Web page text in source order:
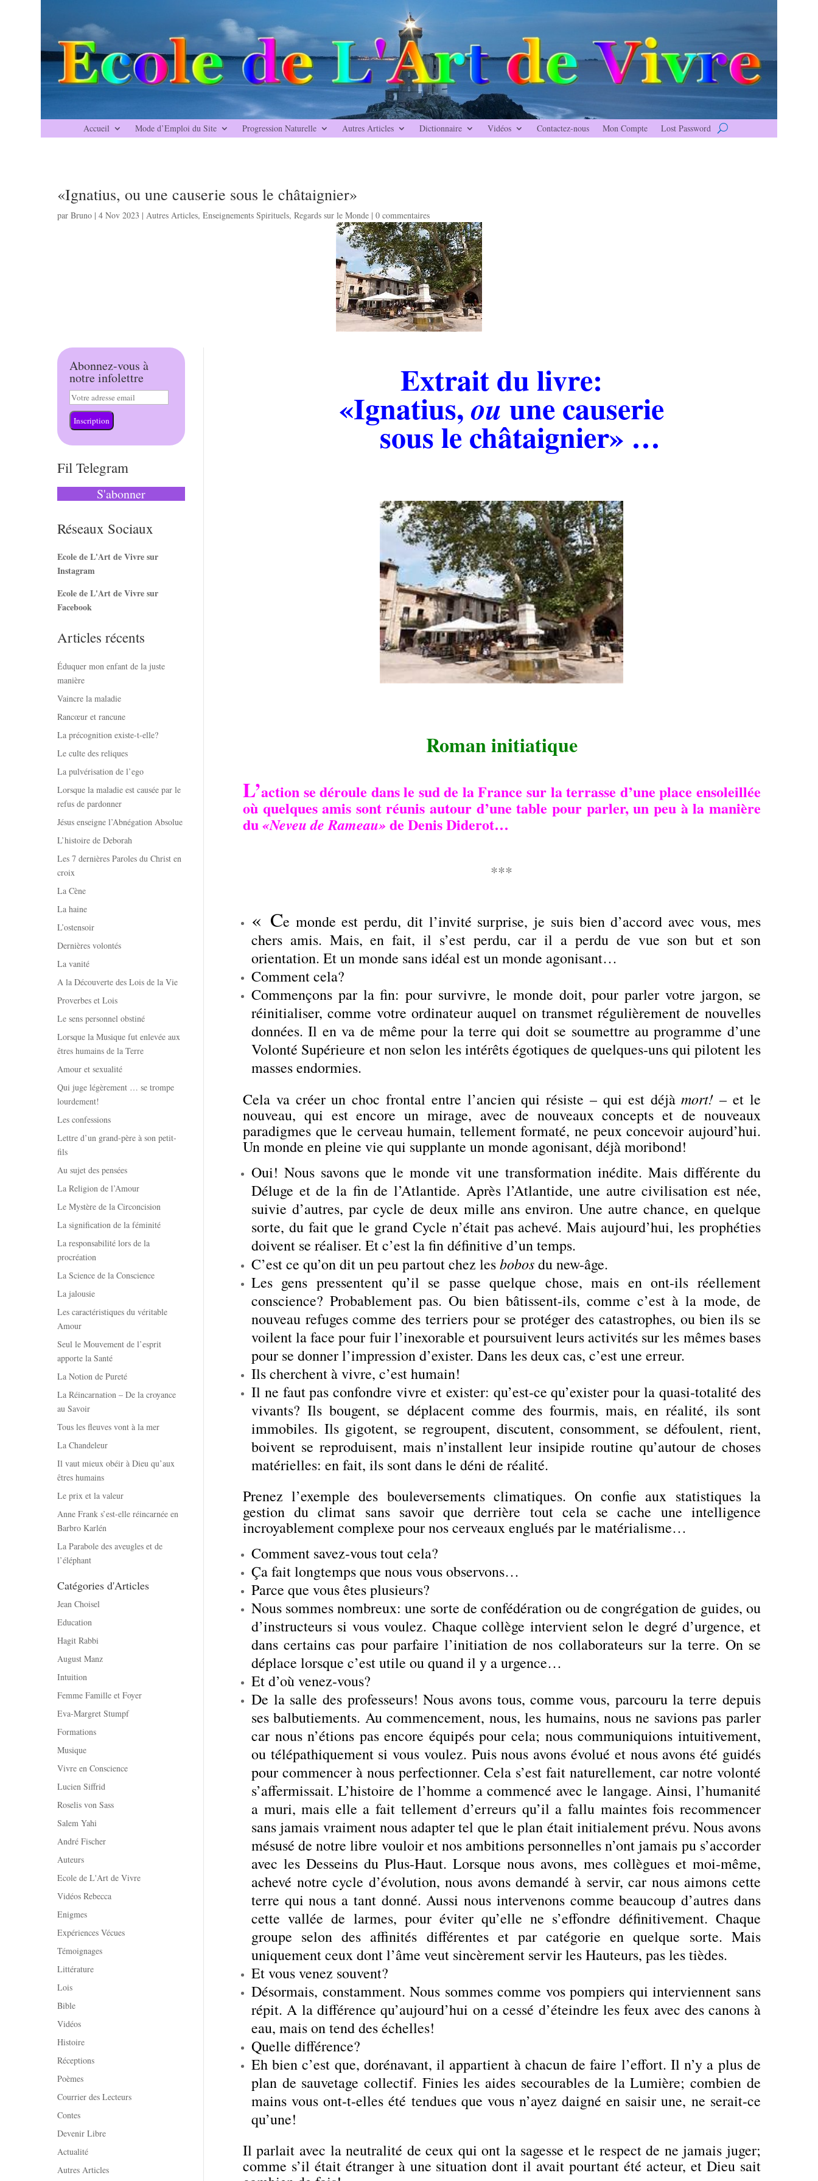
Accueil Mode d’Emploi du Site Progression Naturelle Autres Articles Dictionnaire Vidéos Contactez-nous Mon Compte Lost Password
«Ignatius, ou une causerie sous le châtaignier»
parBruno |4 Nov 2023 |Autres Articles,Enseignements Spirituels,Regards sur le Monde |0 commentaires
Abonnez-vous à
notre infolettre
Inscription
Fil Telegram
S'abonner
Réseaux Sociaux
Ecole de L'Art de Vivre sur
Instagram
Ecole de L'Art de Vivre sur
Facebook
Articles récents
Éduquer mon enfant de la juste
manière
Vaincre la maladie
Rancœur et rancune
La précognition existe-t-elle?
Le culte des reliques
La pulvérisation de l’ego
Lorsque la maladie est causée par le
refus de pardonner
Jésus enseigne l’Abnégation Absolue
L’histoire de Deborah
Les 7 dernières Paroles du Christ en
croix
La Cène
La haine
L’ostensoir
Dernières volontés
La vanité
A la Découverte des Lois de la Vie
Proverbes et Lois
Le sens personnel obstiné
Lorsque la Musique fut enlevée aux
êtres humains de la Terre
Amour et sexualité
Qui juge légèrement … se trompe
lourdement!
Les confessions
Lettre d’un grand-père à son petit-
fils
Au sujet des pensées
La Religion de l’Amour
Le Mystère de la Circoncision
La signification de la féminité
La responsabilité lors de la
procréation
La Science de la Conscience
La jalousie
Les caractéristiques du véritable
Amour
Seul le Mouvement de l’esprit
apporte la Santé
La Notion de Pureté
La Réincarnation – De la croyance
au Savoir
Tous les fleuves vont à la mer
La Chandeleur
Il vaut mieux obéir à Dieu qu’aux
êtres humains
Le prix et la valeur
Anne Frank s’est-elle réincarnée en
Barbro Karlén
La Parabole des aveugles et de
l’éléphant
Catégories d'Articles
Jean Choisel
Education
Hagit Rabbi
August Manz
Intuition
Femme Famille et Foyer
Eva-Margret Stumpf
Formations
Musique
Vivre en Conscience
Lucien Siffrid
Roselis von Sass
Salem Yahi
André Fischer
Auteurs
Ecole de L'Art de Vivre
Vidéos Rebecca
Enigmes
Expériences Vécues
Témoignages
Littérature
Lois
Bible
Vidéos
Histoire
Réceptions
Poèmes
Courrier des Lecteurs
Contes
Devenir Libre
Actualité
Autres Articles
Extrait du livre:
«Ignatius,ouune causerie
sous le châtaignier» …
Roman initiatique
L’action se déroule dans le sud de la France sur la terrasse d’une place ensoleillée
où quelques amis sont réunis autour d’une table pour parler, un peu à la manière
du«Neveu de Rameau» de Denis Diderot…
***
« Ce monde est perdu, dit l’invité surprise, je suis bien d’accord avec vous, mes
chers amis. Mais, en fait, il s’est perdu, car il a perdu de vue son but et son
orientation. Et un monde sans idéal est un monde agonisant…
Comment cela?
Commençons par la fin: pour survivre, le monde doit, pour parler votre jargon, se
réinitialiser, comme votre ordinateur auquel on transmet régulièrement de nouvelles
données. Il en va de même pour la terre qui doit se soumettre au programme d’une
Volonté Supérieure et non selon les intérêts égotiques de quelques-uns qui pilotent les
masses endormies.
Cela va créer un choc frontal entre l’ancien qui résiste – qui est déjàmort! – et le
nouveau, qui est encore un mirage, avec de nouveaux concepts et de nouveaux
paradigmes que le cerveau humain, tellement formaté, ne peux concevoir aujourd’hui.
Un monde en pleine vie qui supplante un monde agonisant, déjà moribond!
Oui! Nous savons que le monde vit une transformation inédite. Mais différente du
Déluge et de la fin de l’Atlantide. Après l’Atlantide, une autre civilisation est née,
suivie d’autres, par cycle de deux mille ans environ. Une autre chance, en quelque
sorte, du fait que le grand Cycle n’était pas achevé. Mais aujourd’hui, les prophéties
doivent se réaliser. Et c’est la fin définitive d’un temps.
C’est ce qu’on dit un peu partout chez lesbobosdu new-âge.
Les gens pressentent qu’il se passe quelque chose, mais en ont-ils réellement
conscience? Probablement pas. Ou bien bâtissent-ils, comme c’est à la mode, de
nouveau refuges comme des terriers pour se protéger des catastrophes, ou bien ils se
voilent la face pour fuir l’inexorable et poursuivent leurs activités sur les mêmes bases
pour se donner l’impression d’exister. Dans les deux cas, c’est une erreur.
Ils cherchent à vivre, c’est humain!
Il ne faut pas confondre vivre et exister: qu’est-ce qu’exister pour la quasi-totalité des
vivants? Ils bougent, se déplacent comme des fourmis, mais, en réalité, ils sont
immobiles. Ils gigotent, se regroupent, discutent, consomment, se défoulent, rient,
boivent se reproduisent, mais n’installent leur insipide routine qu’autour de choses
matérielles: en fait, ils sont dans le déni de réalité.
Prenez l’exemple des bouleversements climatiques. On confie aux statistiques la
gestion du climat sans savoir que derrière tout cela se cache une intelligence
incroyablement complexe pour nos cerveaux englués par le matérialisme…
Comment savez-vous tout cela?
Ça fait longtemps que nous vous observons…
Parce que vous êtes plusieurs?
Nous sommes nombreux: une sorte de confédération ou de congrégation de guides, ou
d’instructeurs si vous voulez. Chaque collège intervient selon le degré d’urgence, et
dans certains cas pour parfaire l’initiation de nos collaborateurs sur la terre. On se
déplace lorsque c’est utile ou quand il y a urgence…
Et d’où venez-vous?
De la salle des professeurs! Nous avons tous, comme vous, parcouru la terre depuis
ses balbutiements. Au commencement, nous, les humains, nous ne savions pas parler
car nous n’étions pas encore équipés pour cela; nous communiquions intuitivement,
ou télépathiquement si vous voulez. Puis nous avons évolué et nous avons été guidés
pour commencer à nous perfectionner. Cela s’est fait naturellement, car notre volonté
s’affermissait. L’histoire de l’homme a commencé avec le langage. Ainsi, l’humanité
a muri, mais elle a fait tellement d’erreurs qu’il a fallu maintes fois recommencer
sans jamais vraiment nous adapter tel que le plan était initialement prévu. Nous avons
mésusé de notre libre vouloir et nos ambitions personnelles n’ont jamais pu s’accorder
avec les Desseins du Plus-Haut. Lorsque nous avons, mes collègues et moi-même,
achevé notre cycle d’évolution, nous avons demandé à servir, car nous aimons cette
terre qui nous a tant donné. Aussi nous intervenons comme beaucoup d’autres dans
cette vallée de larmes, pour éviter qu’elle ne s’effondre définitivement. Chaque
groupe selon des affinités différentes et par catégorie en quelque sorte. Mais
uniquement ceux dont l’âme veut sincèrement servir les Hauteurs, pas les tièdes.
Et vous venez souvent?
Désormais, constamment. Nous sommes comme vos pompiers qui interviennent sans
répit. A la différence qu’aujourd’hui on a cessé d’éteindre les feux avec des canons à
eau, mais on tend des échelles!
Quelle différence?
Eh bien c’est que, dorénavant, il appartient à chacun de faire l’effort. Il n’y a plus de
plan de sauvetage collectif. Finies les aides secourables de la Lumière; combien de
mains vous ont-t-elles été tendues que vous n’ayez daigné en saisir une, ne serait-ce
qu’une!
Il parlait avec la neutralité de ceux qui ont la sagesse et le respect de ne jamais juger;
comme s’il était étranger à une situation dont il avait pourtant été acteur, et Dieu sait